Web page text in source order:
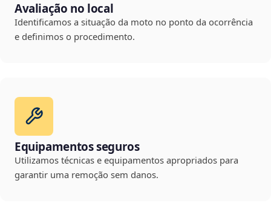
Avaliação no local
Identificamos a situação da moto no ponto da ocorrência
e definimos o procedimento.
Equipamentos seguros
Utilizamos técnicas e equipamentos apropriados para
garantir uma remoção sem danos.